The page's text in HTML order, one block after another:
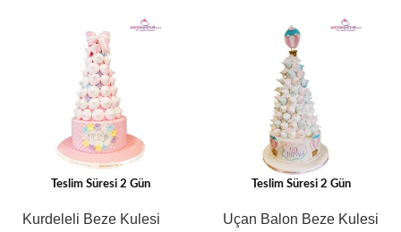
Teslim Süresi 2 Gün
Kurdeleli Beze Kulesi
Teslim Süresi 2 Gün
Uçan Balon Beze Kulesi